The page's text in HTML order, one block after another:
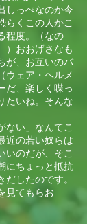
しっぺなのか今
らくこの人かこ
程度。（なの
）おおげさなも
が、お互いのバ
ウェア・ヘルメ
だ、楽しく喋っ
たいね。そんな
ない」なんてこ
近の若い奴らは
いのだが、そこ
にちょっと抵抗
したのです。
見てもらお